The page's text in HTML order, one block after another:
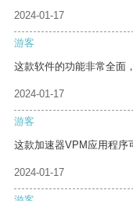
2024-01-17
游客
这款软件的功能非常全面
2024-01-17
游客
这款加速器VPM应用程序
2024-01-17